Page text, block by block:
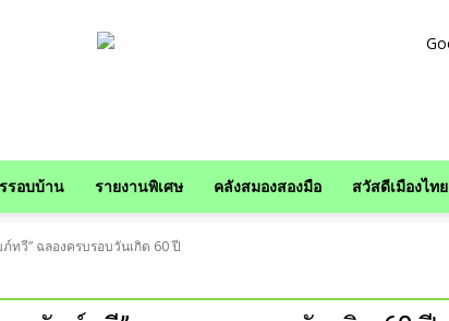
รอบบ้าน รายงานพิเศษ คลังสมองสองมือ สวัสดีเมืองไทย
ทวี” ฉลองครบรอบวันเกิด 60 ปี